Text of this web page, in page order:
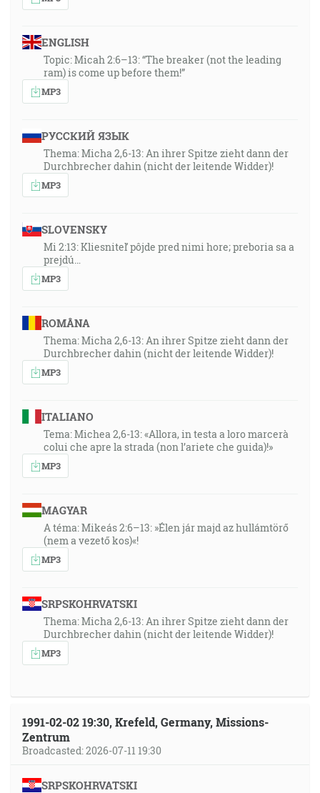
ENGLISH
Topic: Micah 2:6–13: “The breaker (not the leading
ram) is come up before them!”
MP3
РУССКИЙ ЯЗЫК
Thema: Micha 2,6-13: An ihrer Spitze zieht dann der
Durchbrecher dahin (nicht der leitende Widder)!
MP3
SLOVENSKY
Mi 2:13: Kliesniteľ pôjde pred nimi hore; preboria sa a
prejdú…
MP3
ROMÂNA
Thema: Micha 2,6-13: An ihrer Spitze zieht dann der
Durchbrecher dahin (nicht der leitende Widder)!
MP3
ITALIANO
Tema: Michea 2,6-13: «Allora, in testa a loro marcerà
colui che apre la strada (non l’ariete che guida)!»
MP3
MAGYAR
A téma: Mikeás 2:6–13: »Élen jár majd az hullámtörő
(nem a vezető kos)«!
MP3
SRPSKOHRVATSKI
Thema: Micha 2,6-13: An ihrer Spitze zieht dann der
Durchbrecher dahin (nicht der leitende Widder)!
MP3
1991-02-02 19:30, Krefeld, Germany, Missions-
Zentrum
Broadcasted: 2026-07-11 19:30
SRPSKOHRVATSKI